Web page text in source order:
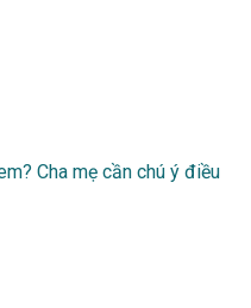
Cha mẹ cần chú ý điều